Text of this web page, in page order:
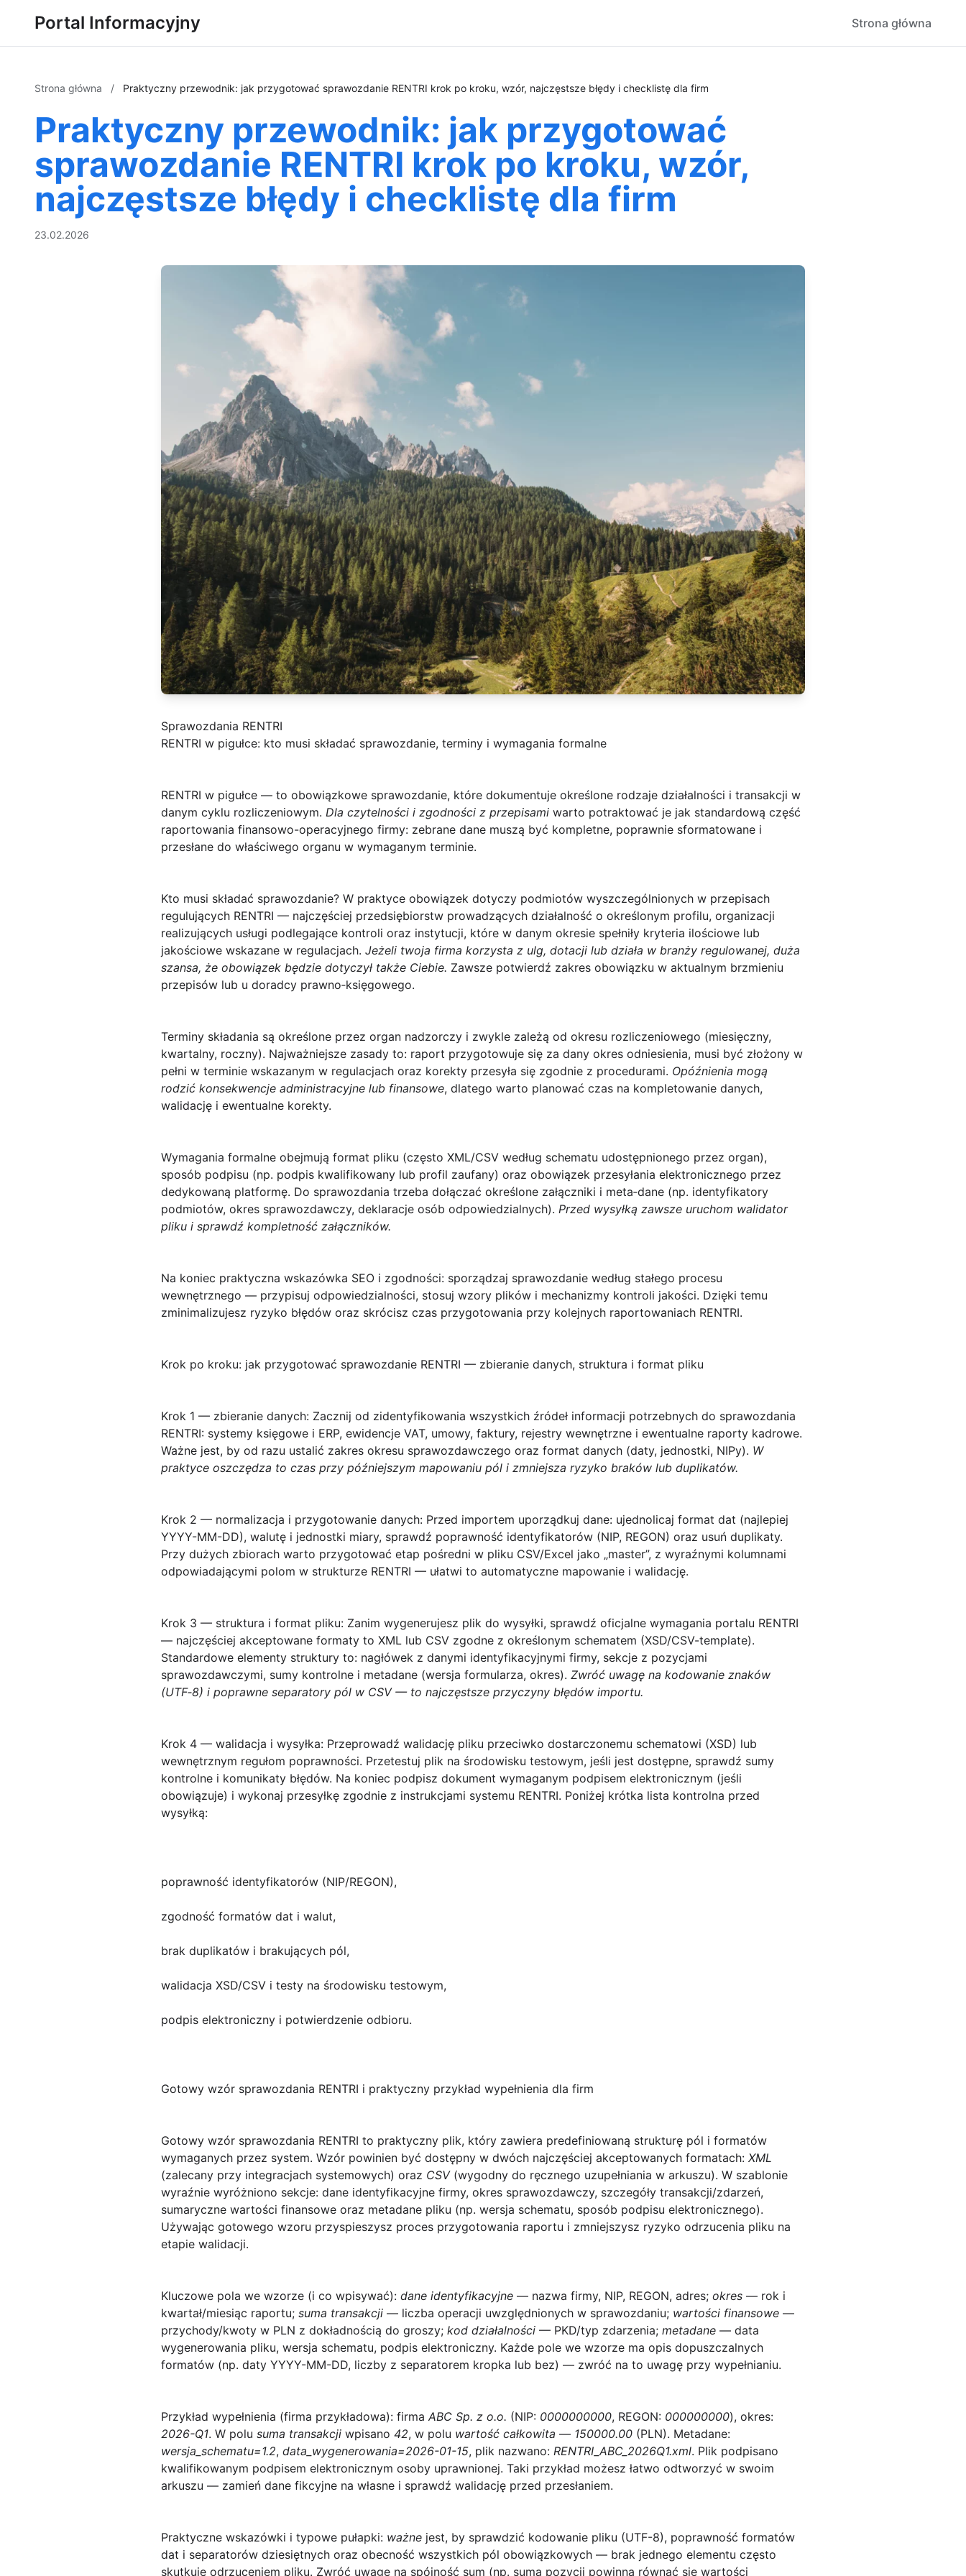
Portal Informacyjny Strona główna
Strona główna / Praktyczny przewodnik: jak przygotować sprawozdanie RENTRI krok po kroku, wzór, najczęstsze błędy i checklistę dla firm
Praktyczny przewodnik: jak przygotować
sprawozdanie RENTRI krok po kroku, wzór,
najczęstsze błędy i checklistę dla firm
23.02.2026
Sprawozdania RENTRI
RENTRI w pigułce: kto musi składać sprawozdanie, terminy i wymagania formalne
RENTRI w pigułce — to obowiązkowe sprawozdanie, które dokumentuje określone rodzaje działalności i transakcji w
danym cyklu rozliczeniowym. Dla czytelności i zgodności z przepisami warto potraktować je jak standardową część
raportowania finansowo-operacyjnego firmy: zebrane dane muszą być kompletne, poprawnie sformatowane i
przesłane do właściwego organu w wymaganym terminie.
Kto musi składać sprawozdanie? W praktyce obowiązek dotyczy podmiotów wyszczególnionych w przepisach
regulujących RENTRI — najczęściej przedsiębiorstw prowadzących działalność o określonym profilu, organizacji
realizujących usługi podlegające kontroli oraz instytucji, które w danym okresie spełniły kryteria ilościowe lub
jakościowe wskazane w regulacjach. Jeżeli twoja firma korzysta z ulg, dotacji lub działa w branży regulowanej, duża
szansa, że obowiązek będzie dotyczył także Ciebie. Zawsze potwierdź zakres obowiązku w aktualnym brzmieniu
przepisów lub u doradcy prawno‑księgowego.
Terminy składania są określone przez organ nadzorczy i zwykle zależą od okresu rozliczeniowego (miesięczny,
kwartalny, roczny). Najważniejsze zasady to: raport przygotowuje się za dany okres odniesienia, musi być złożony w
pełni w terminie wskazanym w regulacjach oraz korekty przesyła się zgodnie z procedurami. Opóźnienia mogą
rodzić konsekwencje administracyjne lub finansowe, dlatego warto planować czas na kompletowanie danych,
walidację i ewentualne korekty.
Wymagania formalne obejmują format pliku (często XML/CSV według schematu udostępnionego przez organ),
sposób podpisu (np. podpis kwalifikowany lub profil zaufany) oraz obowiązek przesyłania elektronicznego przez
dedykowaną platformę. Do sprawozdania trzeba dołączać określone załączniki i meta‑dane (np. identyfikatory
podmiotów, okres sprawozdawczy, deklaracje osób odpowiedzialnych). Przed wysyłką zawsze uruchom walidator
pliku i sprawdź kompletność załączników.
Na koniec praktyczna wskazówka SEO i zgodności: sporządzaj sprawozdanie według stałego procesu
wewnętrznego — przypisuj odpowiedzialności, stosuj wzory plików i mechanizmy kontroli jakości. Dzięki temu
zminimalizujesz ryzyko błędów oraz skrócisz czas przygotowania przy kolejnych raportowaniach RENTRI.
Krok po kroku: jak przygotować sprawozdanie RENTRI — zbieranie danych, struktura i format pliku
Krok 1 — zbieranie danych: Zacznij od zidentyfikowania wszystkich źródeł informacji potrzebnych do sprawozdania
RENTRI: systemy księgowe i ERP, ewidencje VAT, umowy, faktury, rejestry wewnętrzne i ewentualne raporty kadrowe.
Ważne jest, by od razu ustalić zakres okresu sprawozdawczego oraz format danych (daty, jednostki, NIPy). W
praktyce oszczędza to czas przy późniejszym mapowaniu pól i zmniejsza ryzyko braków lub duplikatów.
Krok 2 — normalizacja i przygotowanie danych: Przed importem uporządkuj dane: ujednolicaj format dat (najlepiej
YYYY-MM-DD), walutę i jednostki miary, sprawdź poprawność identyfikatorów (NIP, REGON) oraz usuń duplikaty.
Przy dużych zbiorach warto przygotować etap pośredni w pliku CSV/Excel jako „master”, z wyraźnymi kolumnami
odpowiadającymi polom w strukturze RENTRI — ułatwi to automatyczne mapowanie i walidację.
Krok 3 — struktura i format pliku: Zanim wygenerujesz plik do wysyłki, sprawdź oficjalne wymagania portalu RENTRI
— najczęściej akceptowane formaty to XML lub CSV zgodne z określonym schematem (XSD/CSV-template).
Standardowe elementy struktury to: nagłówek z danymi identyfikacyjnymi firmy, sekcje z pozycjami
sprawozdawczymi, sumy kontrolne i metadane (wersja formularza, okres). Zwróć uwagę na kodowanie znaków
(UTF‑8) i poprawne separatory pól w CSV — to najczęstsze przyczyny błędów importu.
Krok 4 — walidacja i wysyłka: Przeprowadź walidację pliku przeciwko dostarczonemu schematowi (XSD) lub
wewnętrznym regułom poprawności. Przetestuj plik na środowisku testowym, jeśli jest dostępne, sprawdź sumy
kontrolne i komunikaty błędów. Na koniec podpisz dokument wymaganym podpisem elektronicznym (jeśli
obowiązuje) i wykonaj przesyłkę zgodnie z instrukcjami systemu RENTRI. Poniżej krótka lista kontrolna przed
wysyłką:
poprawność identyfikatorów (NIP/REGON),
zgodność formatów dat i walut,
brak duplikatów i brakujących pól,
walidacja XSD/CSV i testy na środowisku testowym,
podpis elektroniczny i potwierdzenie odbioru.
Gotowy wzór sprawozdania RENTRI i praktyczny przykład wypełnienia dla firm
Gotowy wzór sprawozdania RENTRI to praktyczny plik, który zawiera predefiniowaną strukturę pól i formatów
wymaganych przez system. Wzór powinien być dostępny w dwóch najczęściej akceptowanych formatach: XML
(zalecany przy integracjach systemowych) oraz CSV(wygodny do ręcznego uzupełniania w arkuszu). W szablonie
wyraźnie wyróżniono sekcje: dane identyfikacyjne firmy, okres sprawozdawczy, szczegóły transakcji/zdarzeń,
sumaryczne wartości finansowe oraz metadane pliku (np. wersja schematu, sposób podpisu elektronicznego).
Używając gotowego wzoru przyspieszysz proces przygotowania raportu i zmniejszysz ryzyko odrzucenia pliku na
etapie walidacji.
Kluczowe pola we wzorze (i co wpisywać): dane identyfikacyjne — nazwa firmy, NIP, REGON, adres; okres — rok i
kwartał/miesiąc raportu; suma transakcji — liczba operacji uwzględnionych w sprawozdaniu; wartości finansowe —
przychody/kwoty w PLN z dokładnością do groszy; kod działalności — PKD/typ zdarzenia; metadane — data
wygenerowania pliku, wersja schematu, podpis elektroniczny. Każde pole we wzorze ma opis dopuszczalnych
formatów (np. daty YYYY-MM-DD, liczby z separatorem kropka lub bez) — zwróć na to uwagę przy wypełnianiu.
Przykład wypełnienia (firma przykładowa): firma ABC Sp. z o.o. (NIP: 0000000000, REGON: 000000000), okres:
2026-Q1. W polu suma transakcji wpisano 42, w polu wartość całkowita — 150000.00 (PLN). Metadane:
wersja_schematu=1.2, data_wygenerowania=2026-01-15, plik nazwano: RENTRI_ABC_2026Q1.xml. Plik podpisano
kwalifikowanym podpisem elektronicznym osoby uprawnionej. Taki przykład możesz łatwo odtworzyć w swoim
arkuszu — zamień dane fikcyjne na własne i sprawdź walidację przed przesłaniem.
Praktyczne wskazówki i typowe pułapki: ważne jest, by sprawdzić kodowanie pliku (UTF-8), poprawność formatów
dat i separatorów dziesiętnych oraz obecność wszystkich pól obowiązkowych — brak jednego elementu często
skutkuje odrzuceniem pliku. Zwróć uwagę na spójność sum (np. suma pozycji powinna równać się wartości